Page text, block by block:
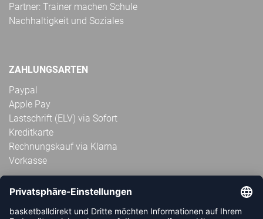
Partner: Trainer machen Schule
Nachhaltigkeit und Soziales
ZAHLUNGSARTEN
Paypal
Apple Pay
Lastschrift (ELV) via Sofort
Kreditkarte
Rechnungskauf via Klarna
Vorkasse
ABONNIERE JETZT DEN KOSTENLOSEN
HANDBALLDIREKT-NEWSLETTER UND VERPASSE KEINE